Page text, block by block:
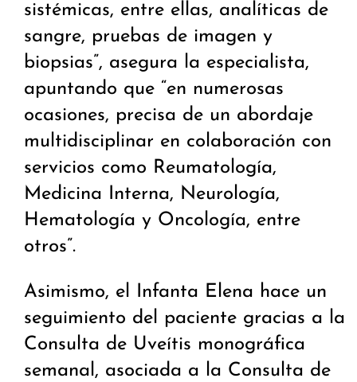
sistémicas, entre ellas, analíticas de
sangre, pruebas de imagen y
biopsias”, asegura la especialista,
apuntando que “en numerosas
ocasiones, precisa de un abordaje
multidisciplinar en colaboración con
servicios como Reumatología,
Medicina Interna, Neurología,
Hematología y Oncología, entre
otros”.
Asimismo, el Infanta Elena hace un
seguimiento del paciente gracias a la
Consulta de Uveítis monográfica
semanal, asociada a la Consulta de